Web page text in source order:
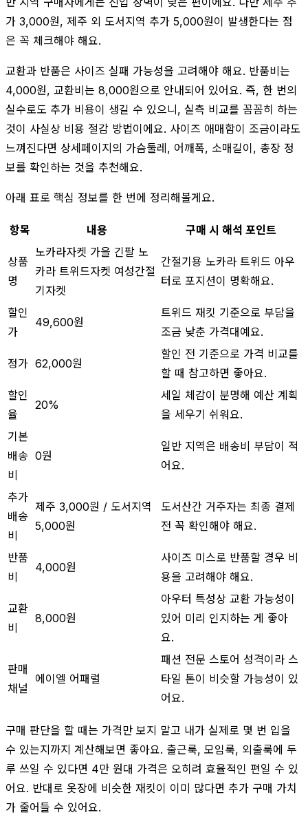
가 3,000원, 제주 외 도서지역 추가 5,000원이 발생한다는 점
은 꼭 체크해야 해요.
교환과 반품은 사이즈 실패 가능성을 고려해야 해요. 반품비는
4,000원, 교환비는 8,000원으로 안내되어 있어요. 즉, 한 번의
실수로도 추가 비용이 생길 수 있으니, 실측 비교를 꼼꼼히 하는
것이 사실상 비용 절감 방법이에요. 사이즈 애매함이 조금이라도
느껴진다면 상세페이지의 가슴둘레, 어깨폭, 소매길이, 총장 정
보를 확인하는 것을 추천해요.
아래 표로 핵심 정보를 한 번에 정리해볼게요.
항목 내용 구매 시 해석 포인트
상품
명
노카라자켓 가을 긴팔 노
카라 트위드자켓 여성간절
기자켓
간절기용 노카라 트위드 아우
터로 포지션이 명확해요.
할인
가
49,600원
트위드 재킷 기준으로 부담을
조금 낮춘 가격대예요.
정가 62,000원
할인 전 기준으로 가격 비교를
할 때 참고하면 좋아요.
할인
율
20%
세일 체감이 분명해 예산 계획
을 세우기 쉬워요.
기본
배송
비
0원
일반 지역은 배송비 부담이 적
어요.
추가
배송
비
제주 3,000원 / 도서지역
5,000원
도서산간 거주자는 최종 결제
전 꼭 확인해야 해요.
반품
비
4,000원
사이즈 미스로 반품할 경우 비
용을 고려해야 해요.
교환
비
8,000원
아우터 특성상 교환 가능성이
있어 미리 인지하는 게 좋아
요.
판매
채널
에이엘 어패럴
패션 전문 스토어 성격이라 스
타일 톤이 비슷할 가능성이 있
어요.
구매 판단을 할 때는 가격만 보지 말고 내가 실제로 몇 번 입을
수 있는지까지 계산해보면 좋아요. 출근룩, 모임룩, 외출룩에 두
루 쓰일 수 있다면 4만 원대 가격은 오히려 효율적인 편일 수 있
어요. 반대로 옷장에 비슷한 재킷이 이미 많다면 추가 구매 가치
가 줄어들 수 있어요.